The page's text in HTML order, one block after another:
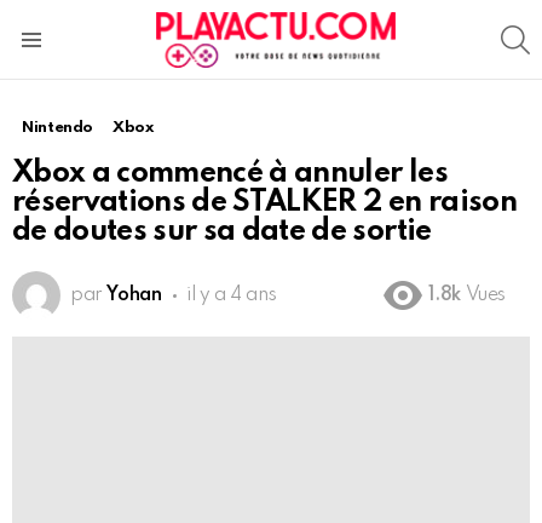
Nintendo Xbox
Xbox a commencé à annuler les
réservations de STALKER 2 en raison
de doutes sur sa date de sortie
par Yohan il y a 4 ans 1.8k Vues